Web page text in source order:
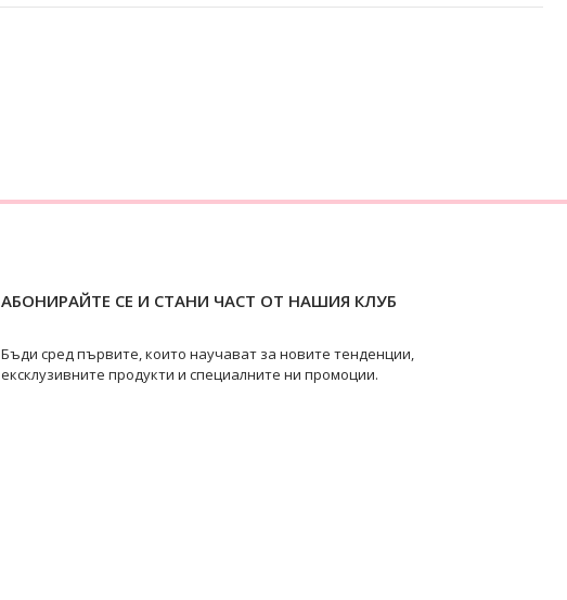
АБОНИРАЙТЕ СЕ И СТАНИ ЧАСТ ОТ НАШИЯ КЛУБ
Бъди сред първите, които научават за новите тенденции,
ексклузивните продукти и специалните ни промоции.